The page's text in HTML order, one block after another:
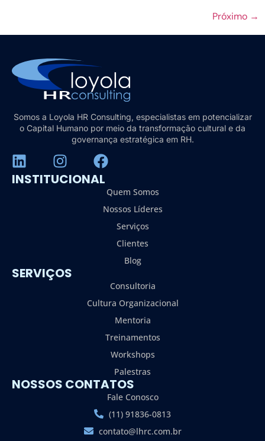
Próximo →
Somos a Loyola HR Consulting, especialistas em potencializar
o Capital Humano por meio da transformação cultural e da
governança estratégica em RH.
INSTITUCIONAL
Quem Somos
Nossos Líderes
Serviços
Clientes
Blog
SERVIÇOS
Consultoria
Cultura Organizacional
Mentoria
Treinamentos
Workshops
Palestras
NOSSOS CONTATOS
Fale Conosco
(11) 91836-0813
contato@lhrc.com.br